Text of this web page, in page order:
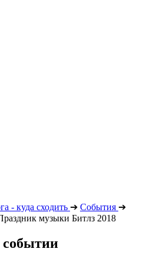
- куда сходить ➔ События ➔
музыки Битлз 2018